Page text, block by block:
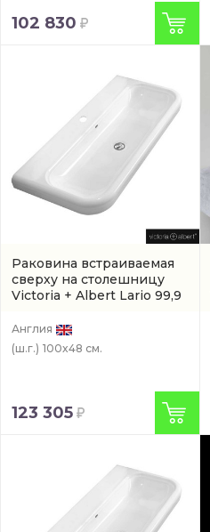
102 830
Раковина встраиваемая
сверху на столешницу
Victoria + Albert Lario 99,9
Англия
(ш.г.) 100x48 см.
123 305